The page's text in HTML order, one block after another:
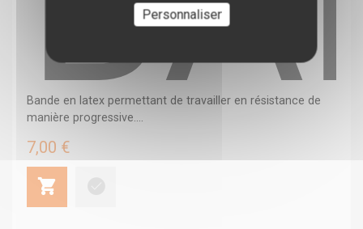
Bande en latex permettant de travailler en résistance de
manière progressive....
7,00 €
Personnaliser